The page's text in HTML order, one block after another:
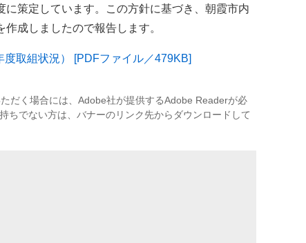
策定しています。この方針に基づき、朝霞市内
成しましたので報告します。
取組状況） [PDFファイル／479KB]
だく場合には、Adobe社が提供するAdobe Readerが必
ちでない方は、バナーのリンク先からダウンロードして